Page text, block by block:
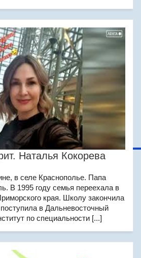
Наталья Кокорева
в селе Краснополье. Папа
В 1995 году семья переехала в
края. Школу закончила
в Дальневосточный
по специальности [...]